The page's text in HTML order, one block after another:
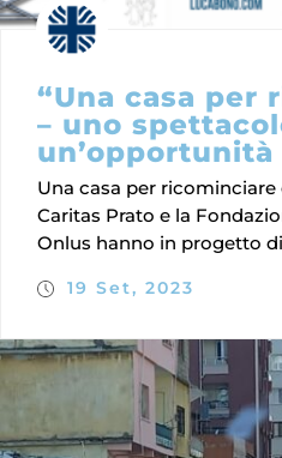
“Una casa per
– uno
un’opportunità
Una casa per
Caritas Prato e la
Onlus hanno in progetto
19 Set, 2023